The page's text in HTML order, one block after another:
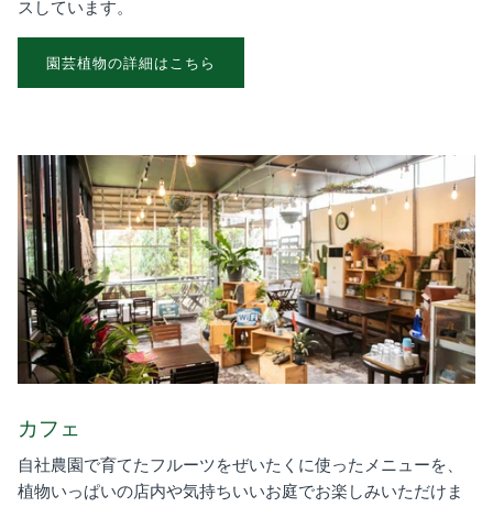
スしています。
園芸植物の詳細はこちら
カフェ
自社農園で育てたフルーツをぜいたくに使ったメニューを、
植物いっぱいの店内や気持ちいいお庭でお楽しみいただけま